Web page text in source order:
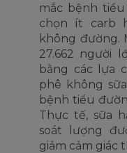
mắc bệnh
chọn ít carb
không đường.
27.662 người
bằng các lựa
phê không
bệnh tiểu
Thực tế, sữa
soát lượng
giảm cảm giác